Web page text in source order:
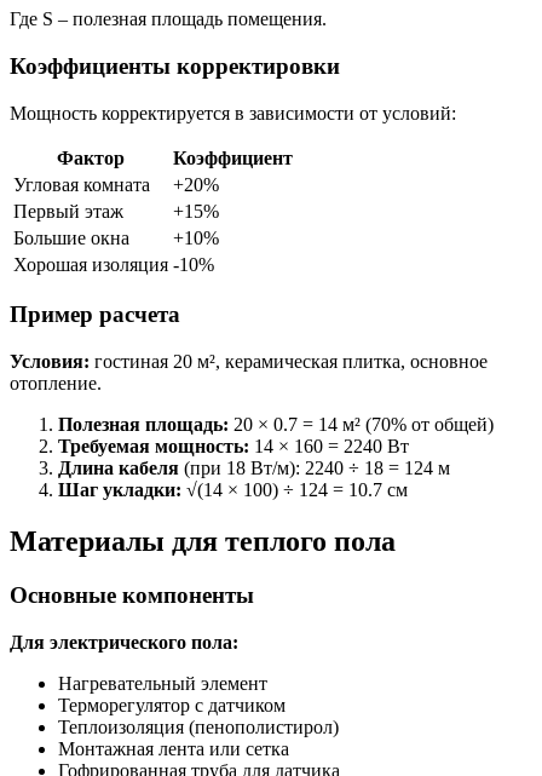
Где S – полезная площадь помещения.
Коэффициенты корректировки
Мощность корректируется в зависимости от условий:
Фактор
Коэффициент
Угловая комната
+20%
Первый этаж
+15%
Большие окна
+10%
Хорошая изоляция -10%
Пример расчета
Условия: гостиная 20 м², керамическая плитка, основное
отопление.
Полезная площадь: 20 × 0.7 = 14 м² (70% от общей)
Требуемая мощность: 14 × 160 = 2240 Вт
Длина кабеля (при 18 Вт/м): 2240 ÷ 18 = 124 м
Шаг укладки: √(14 × 100) ÷ 124 = 10.7 см
Материалы для теплого пола
Основные компоненты
Для электрического пола:
Нагревательный элемент
Терморегулятор с датчиком
Теплоизоляция (пенополистирол)
Монтажная лента или сетка
Гофрированная труба для датчика